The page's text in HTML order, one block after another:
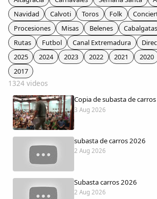
AlkoTV
Biblioteca
Periódico Alconétar
Foros
Idiosincrasia
Diccionario
Traductor
Navidad
Calvoti Toros Folk
Procesiones
Misas Belenes Cabalgatas
Rutas
Futbol Canal Extremadura
2025
2024 2023 2022 2021 2020
2017
1324 videos
Copia de subasta de
3 Aug 2026
subasta de carros 2026
2 Aug 2026
Subasta carros 2026
2 Aug 2026